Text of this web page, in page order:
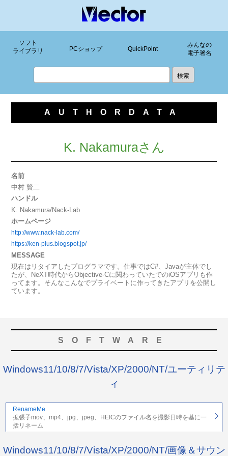
ソフト
ライブラリ
PCショップ QuickPoint
みんなの
電子署名
AUTHORDATA
K. Nakamuraさん
名前
中村 賢二
ハンドル
K. Nakamura/Nack-Lab
ホームページ
http://www.nack-lab.com/
https://ken-plus.blogspot.jp/
MESSAGE
現在はリタイアしたプログラマです。仕事ではC#、Javaが主体でし
たが、NeXT時代からObjective-Cに関わっていたでのiOSアプリも作
ってます。そんなこんなでプライベートに作ってきたアプリを公開し
ています。
SOFTWARE
Windows11/10/8/7/Vista/XP/2000/NT/ユーティリテ
ィ
RenameMe
拡張子mov、mp4、jpg、jpeg、HEICのファイル名を撮影日時を基に一
括リネーム
Windows11/10/8/7/Vista/XP/2000/NT/画像＆サウン